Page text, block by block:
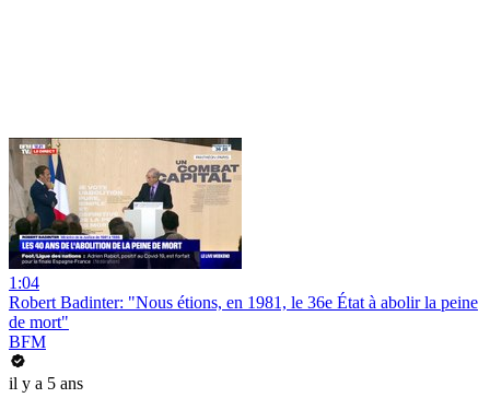
1:04
Robert Badinter: "Nous étions, en 1981, le 36e État à abolir la peine
de mort"
BFM
il y a 5 ans